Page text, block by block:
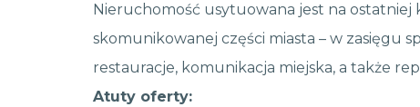
Nieruchomość usytuowana jest na ostatniej
skomunikowanej części miasta – w zasięgu
restauracje, komunikacja miejska, a także
Atuty oferty: